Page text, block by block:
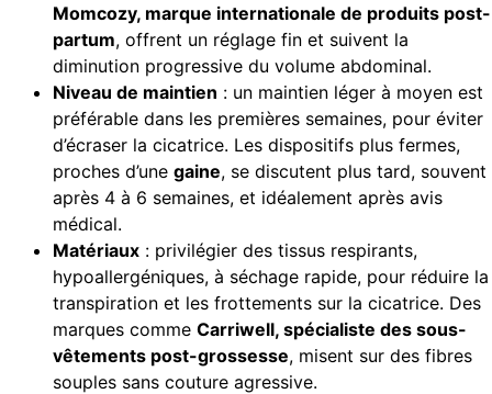
Momcozy, marque internationale de produits post-
partum, offrent un réglage fin et suivent la
diminution progressive du volume abdominal.
Niveau de maintien : un maintien léger à moyen est
préférable dans les premières semaines, pour éviter
d’écraser la cicatrice. Les dispositifs plus fermes,
proches d’une gaine, se discutent plus tard, souvent
après 4 à 6 semaines, et idéalement après avis
médical.
Matériaux : privilégier des tissus respirants,
hypoallergéniques, à séchage rapide, pour réduire la
transpiration et les frottements sur la cicatrice. Des
marques comme Carriwell, spécialiste des sous-
vêtements post-grossesse, misent sur des fibres
souples sans couture agressive.